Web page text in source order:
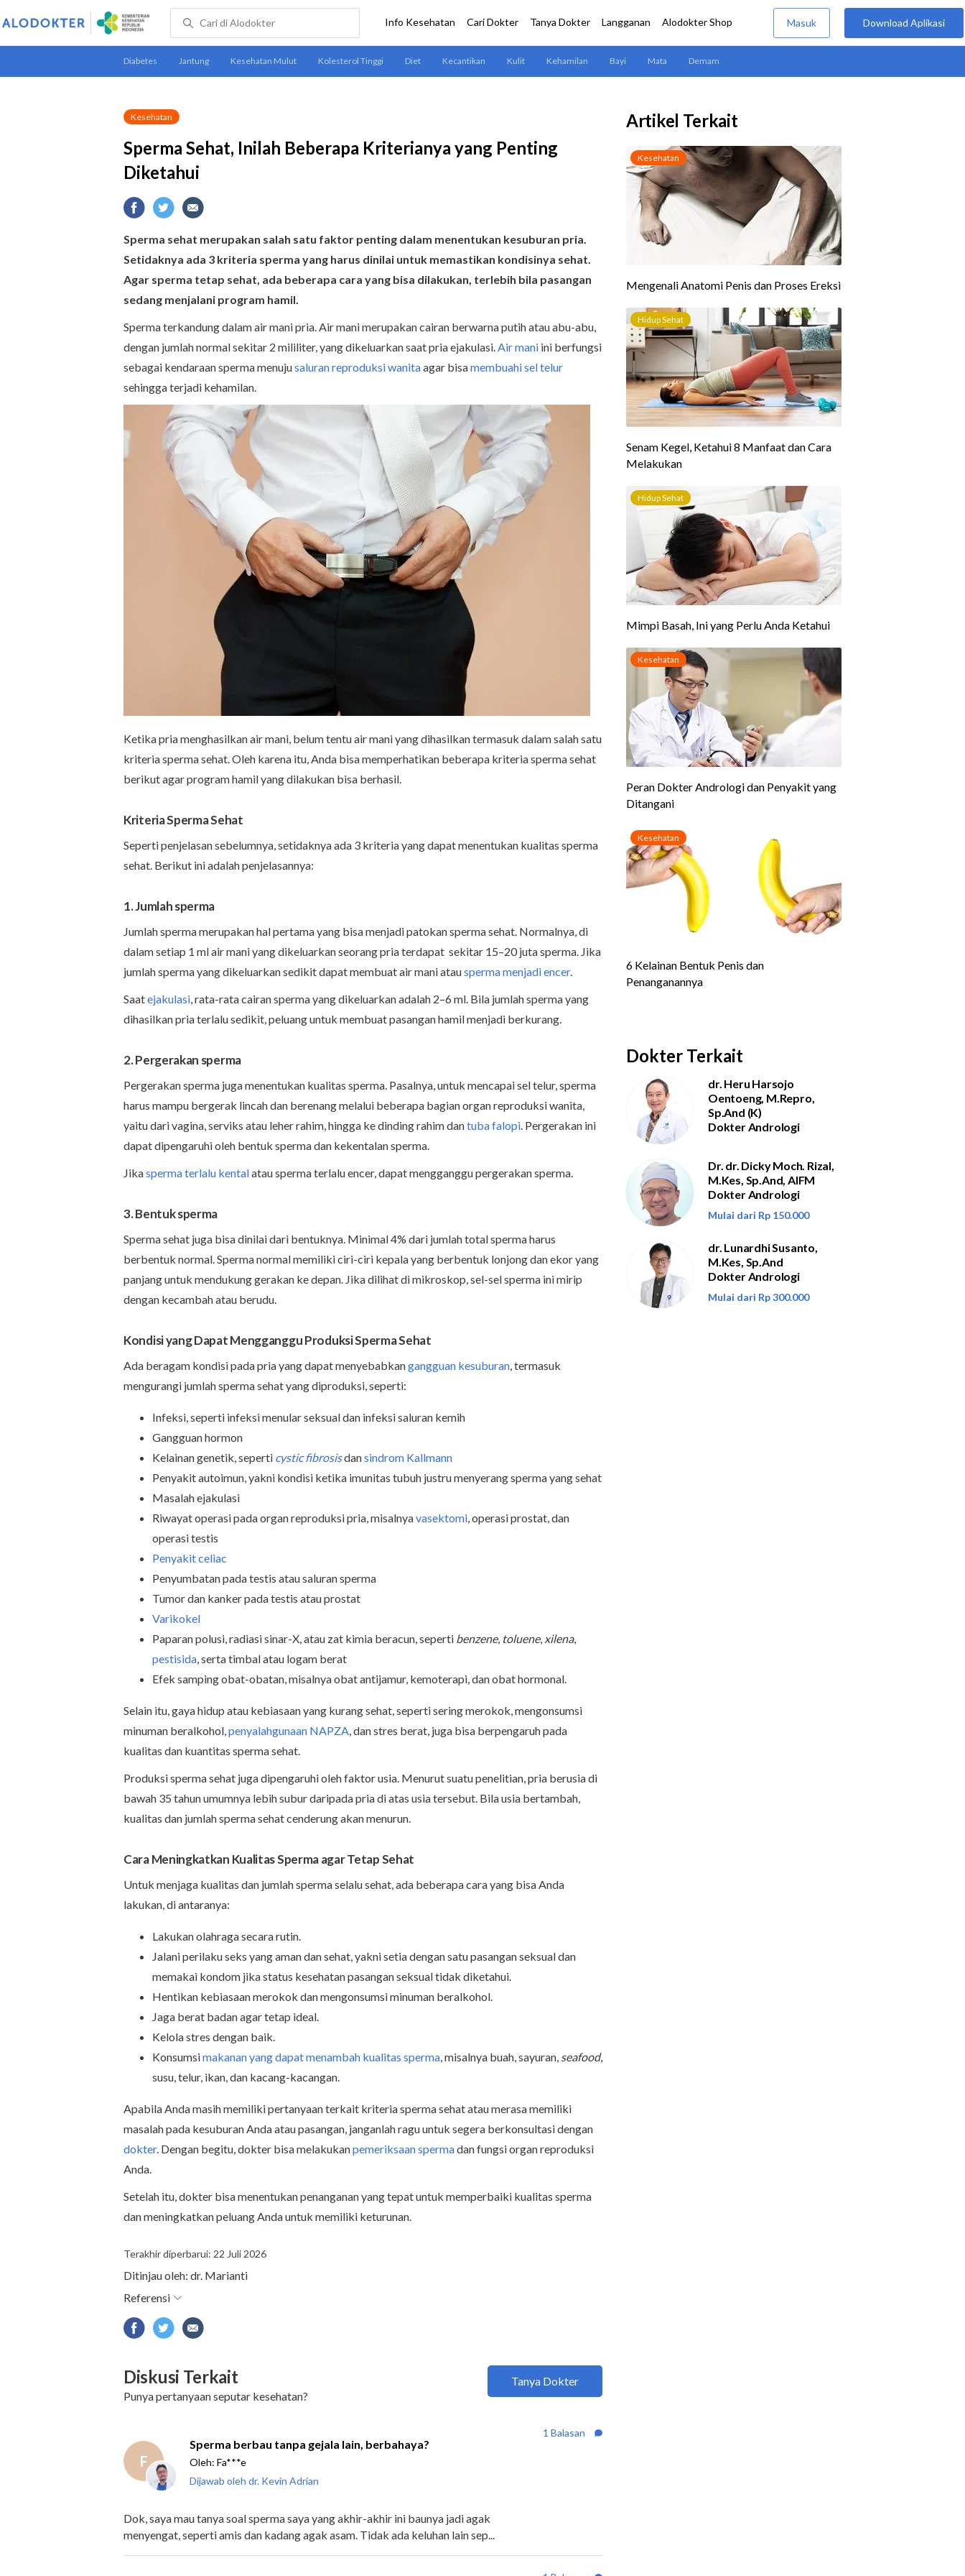
Kesehatan
Sperma Sehat, Inilah Beberapa Kriterianya yang Penting
Diketahui
Sperma sehat merupakan salah satu faktor penting dalam menentukan kesuburan pria.
Setidaknya ada 3 kriteria sperma yang harus dinilai untuk memastikan kondisinya sehat.
Agar sperma tetap sehat, ada beberapa cara yang bisa dilakukan, terlebih bila pasangan
sedang menjalani program hamil.
Sperma terkandung dalam air mani pria. Air mani merupakan cairan berwarna putih atau abu-abu,
dengan jumlah normal sekitar 2 mililiter, yang dikeluarkan saat pria ejakulasi.Air mani ini berfungsi
sebagai kendaraan sperma menujusaluran reproduksi wanitaagar bisamembuahi sel telur
sehingga terjadi kehamilan.
Ketika pria menghasilkan air mani, belum tentu air mani yang dihasilkan termasuk dalam salah satu
kriteria sperma sehat. Oleh karena itu, Anda bisa memperhatikan beberapa kriteria sperma sehat
berikut agar program hamil yang dilakukan bisa berhasil.
Kriteria Sperma Sehat
Seperti penjelasan sebelumnya, setidaknya ada 3 kriteria yang dapat menentukan kualitas sperma
sehat. Berikut ini adalah penjelasannya:
1. Jumlah sperma
Jumlah sperma merupakan hal pertama yang bisa menjadi patokan sperma sehat. Normalnya, di
dalam setiap 1 ml air mani yang dikeluarkan seorang pria terdapat sekitar 15–20 juta sperma. Jika
jumlah sperma yang dikeluarkan sedikit dapat membuat air mani atausperma menjadi encer.
Saatejakulasi, rata-rata cairan sperma yang dikeluarkan adalah 2–6 ml. Bila jumlah sperma yang
dihasilkan pria terlalu sedikit, peluang untuk membuat pasangan hamil menjadi berkurang.
2. Pergerakan sperma
Pergerakan sperma juga menentukan kualitas sperma. Pasalnya, untuk mencapai sel telur, sperma
harus mampu bergerak lincah dan berenang melalui beberapa bagian organ reproduksi wanita,
yaitu dari vagina, serviks atau leher rahim, hingga ke dinding rahim dantuba falopi. Pergerakan ini
dapat dipengaruhi oleh bentuk sperma dan kekentalan sperma.
Jikasperma terlalu kentalatau sperma terlalu encer, dapat mengganggu pergerakan sperma.
3. Bentuk sperma
Sperma sehat juga bisa dinilai dari bentuknya. Minimal 4% dari jumlah total sperma harus
berbentuk normal. Sperma normal memiliki ciri-ciri kepala yang berbentuk lonjong dan ekor yang
panjang untuk mendukung gerakan ke depan. Jika dilihat di mikroskop, sel-sel sperma ini mirip
dengan kecambah atau berudu.
Kondisi yang Dapat Mengganggu Produksi Sperma Sehat
Ada beragam kondisi pada pria yang dapat menyebabkangangguan kesuburan, termasuk
mengurangi jumlah sperma sehat yang diproduksi, seperti:
Infeksi, seperti infeksi menular seksual dan infeksi saluran kemih
Gangguan hormon
Kelainan genetik, seperti cystic fibrosisdansindrom Kallmann
Penyakit autoimun, yakni kondisi ketika imunitas tubuh justru menyerang sperma yang sehat
Masalah ejakulasi
Riwayat operasi pada organ reproduksi pria, misalnyavasektomi, operasi prostat, dan
operasi testis
Penyakit celiac
Penyumbatan pada testis atau saluran sperma
Tumor dan kanker pada testis atau prostat
Varikokel
Paparan polusi, radiasi sinar-X, atau zat kimia beracun, seperti benzene, toluene, xilena,
pestisida, serta timbal atau logam berat
Efek samping obat-obatan, misalnya obat antijamur, kemoterapi, dan obat hormonal.
Selain itu, gaya hidup atau kebiasaan yang kurang sehat, seperti sering merokok, mengonsumsi
minuman beralkohol,penyalahgunaan NAPZA, dan stres berat, juga bisa berpengaruh pada
kualitas dan kuantitas sperma sehat.
Produksi sperma sehat juga dipengaruhi oleh faktor usia. Menurut suatu penelitian, pria berusia di
bawah 35 tahun umumnya lebih subur daripada pria di atas usia tersebut. Bila usia bertambah,
kualitas dan jumlah sperma sehat cenderung akan menurun.
Cara Meningkatkan Kualitas Sperma agar Tetap Sehat
Untuk menjaga kualitas dan jumlah sperma selalu sehat, ada beberapa cara yang bisa Anda
lakukan, di antaranya:
Lakukan olahraga secara rutin.
Jalani perilaku seks yang aman dan sehat, yakni setia dengan satu pasangan seksual dan
memakai kondom jika status kesehatan pasangan seksual tidak diketahui.
Hentikan kebiasaan merokok dan mengonsumsi minuman beralkohol.
Jaga berat badan agar tetap ideal.
Kelola stres dengan baik.
Konsumsimakanan yang dapat menambah kualitas sperma, misalnya buah, sayuran, seafood,
susu, telur, ikan, dan kacang-kacangan.
Apabila Anda masih memiliki pertanyaan terkait kriteria sperma sehat atau merasa memiliki
masalah pada kesuburan Anda atau pasangan, janganlah ragu untuk segera berkonsultasi dengan
dokter. Dengan begitu, dokter bisa melakukanpemeriksaan spermadan fungsi organ reproduksi
Anda.
Setelah itu, dokter bisa menentukan penanganan yang tepat untuk memperbaiki kualitas sperma
dan meningkatkan peluang Anda untuk memiliki keturunan.
Terakhir diperbarui: 22 Juli 2026
Artikel Terkait
Dokter Terkait